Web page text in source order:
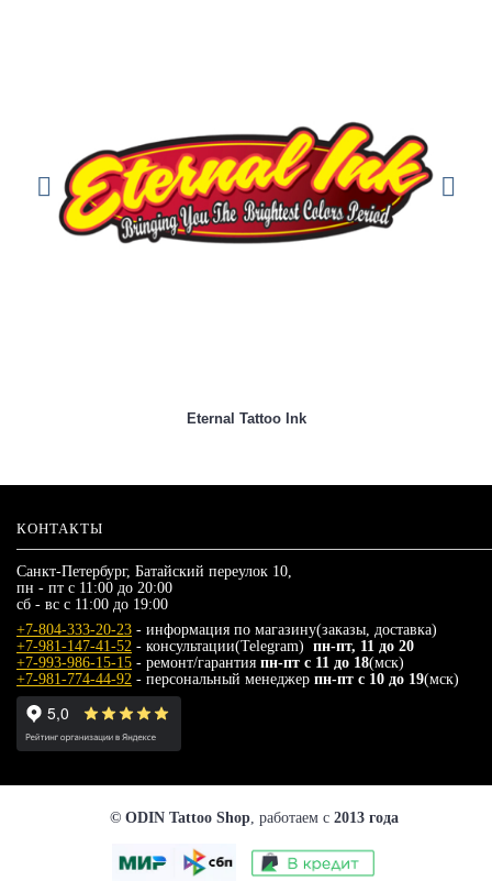
Eternal Tattoo Ink
КОНТАКТЫ
Санкт-Петербург, Батайский переулок 10,
пн - пт с 11:00 до 20:00
сб - вс с 11:00 до 19:00
+7-804-333-20-23 - информация по магазину(заказы, доставка)
+7-981-147-41-52 - консультации(Telegram) пн-пт, 11 до 20
+7-993-986-15-15 - ремонт/гарантия пн-пт с 11 до 18(мск)
+7-981-774-44-92 - персональный менеджер пн-пт с 10 до 19(мск)
© ODIN Tattoo Shop, работаем с 2013 года